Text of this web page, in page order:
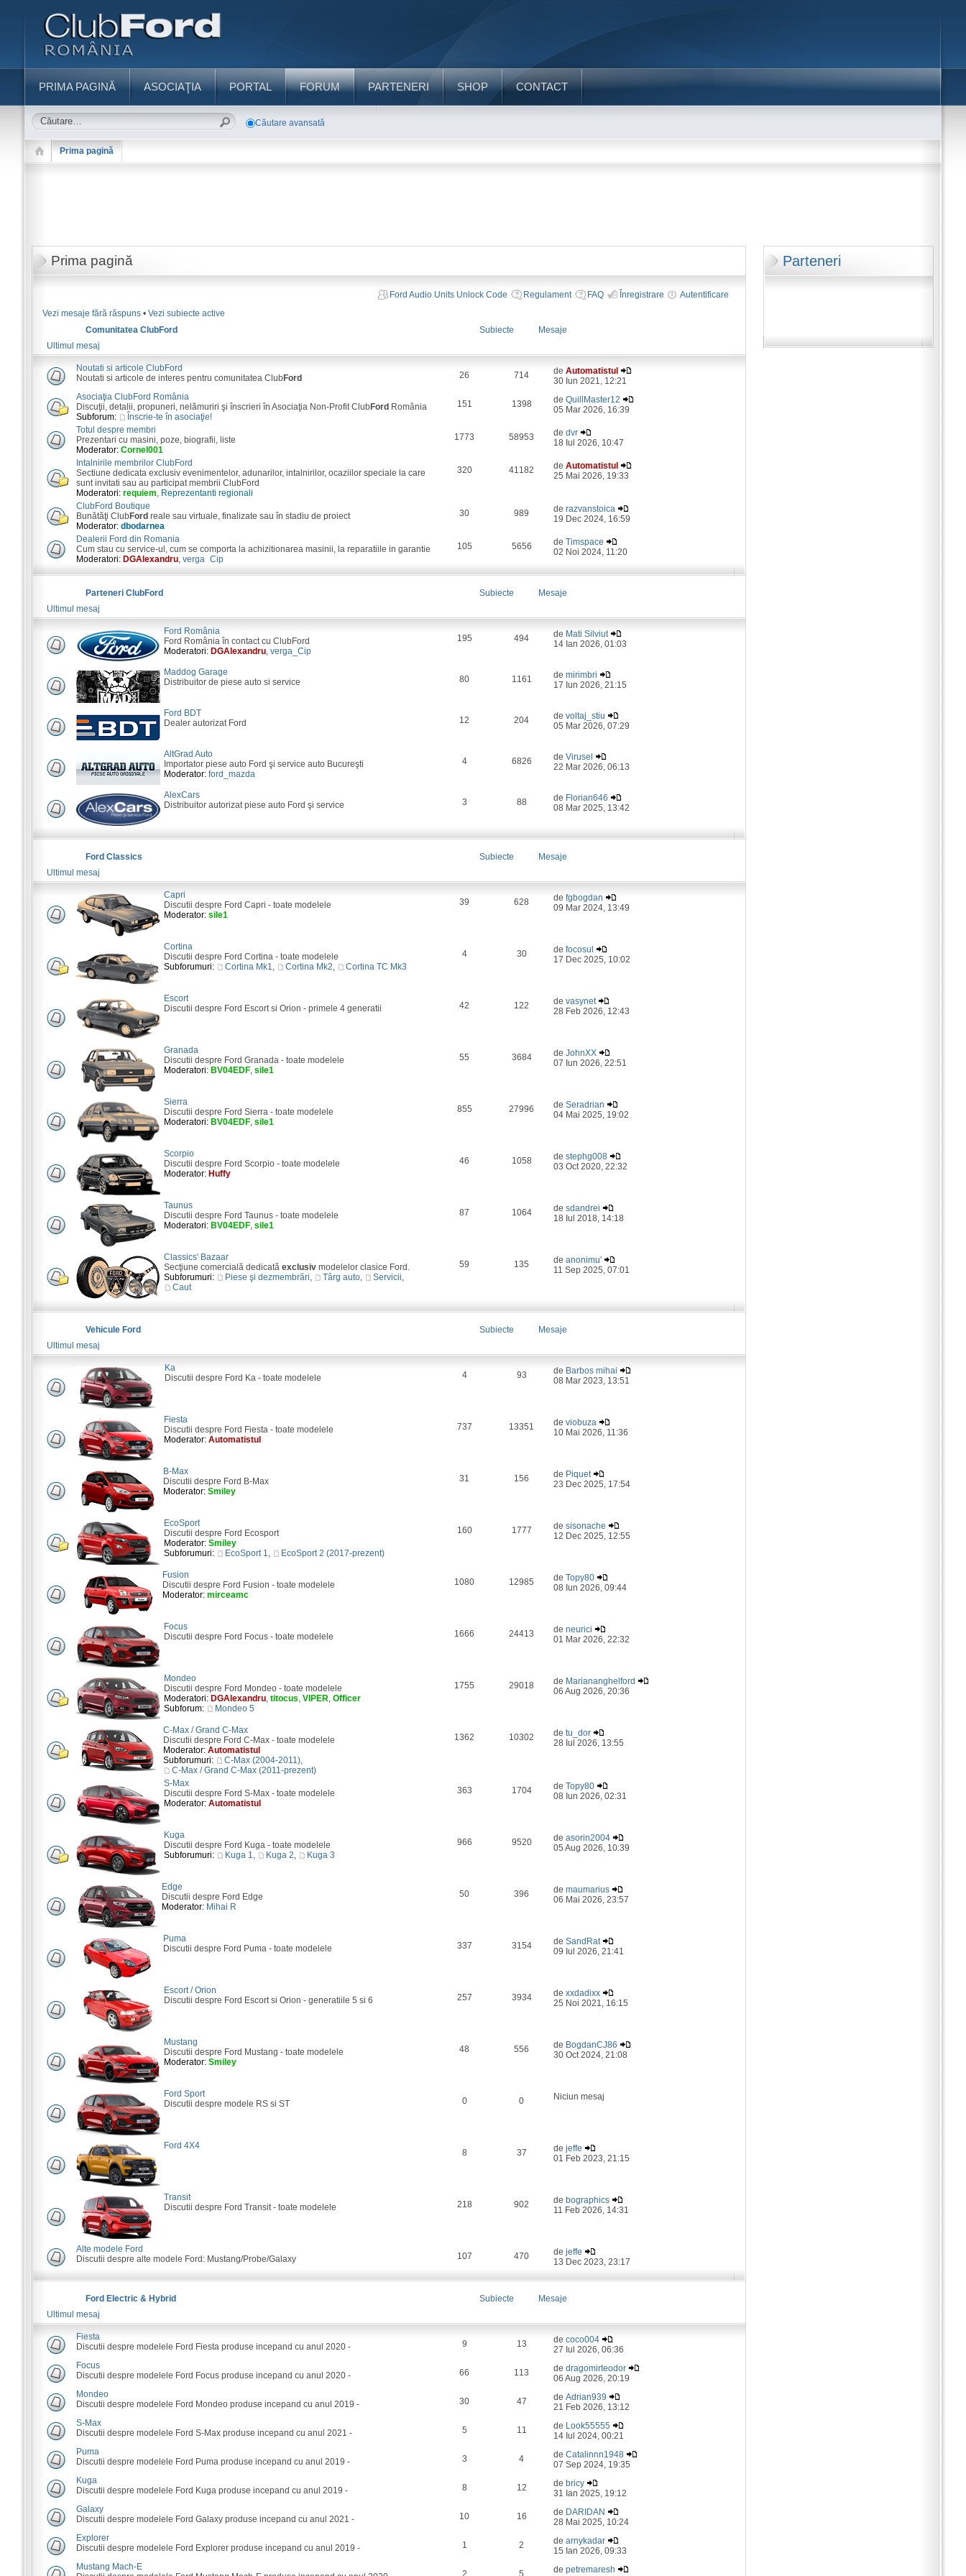
PRIMA PAGINĂ ASOCIAŢIA PORTAL FORUM PARTENERI SHOP CONTACT
Căutare avansată
Prima pagină
Parteneri
Prima pagină
Ford Audio Units Unlock Code Regulament FAQ Înregistrare
Autentificare
Vezi mesaje fără răspuns• Vezi subiecte active
Comunitatea ClubFord
Subiecte
Mesaje
Ultimul mesaj
Noutati si articole ClubFord
Noutati si articole de interes pentru comunitatea ClubFord 26 714 deAutomatistul
30 Iun 2021, 12:21
Asociaţia ClubFord România
Discuţii, detalii, propuneri, nelămuriri şi înscrieri în Asociaţia Non-Profit ClubFord România
Subforum:
Înscrie-te în asociaţie!
151 1398 deQuillMaster12
05 Mar 2026, 16:39
Totul despre membri
Prezentari cu masini, poze, biografii, liste
Moderator: Cornel001
1773 58953 dedvr
18 Iul 2026, 10:47
Intalnirile membrilor ClubFord
Sectiune dedicata exclusiv evenimentelor, adunarilor, intalnirilor, ocaziilor speciale la care
sunt invitati sau au participat membrii ClubFord
Moderatori: requiem, Reprezentanti regionali
320 41182 deAutomatistul
25 Mai 2026, 19:33
ClubFord Boutique
Bunătăţi ClubFord reale sau virtuale, finalizate sau în stadiu de proiect
Moderator: dbodarnea
30 989 derazvanstoica
19 Dec 2024, 16:59
Dealerii Ford din Romania
Cum stau cu service-ul, cum se comporta la achizitionarea masinii, la reparatiile in garantie
Moderatori: DGAlexandru, verga_Cip
105 5656 deTimspace
02 Noi 2024, 11:20
Parteneri ClubFord Subiecte
Mesaje
Ultimul mesaj
Ford România
Ford România în contact cu ClubFord
Moderatori: DGAlexandru, verga_Cip
195 494 de Mati Silviut
14 Ian 2026, 01:03
Maddog Garage
Distribuitor de piese auto si service
80 1161 demirimbri
17 Iun 2026, 21:15
Ford BDT
Dealer autorizat Ford
12 204 devoltaj_stiu
05 Mar 2026, 07:29
AltGrad Auto
Importator piese auto Ford şi service auto Bucureşti
Moderator: ford_mazda
4 6826 deVirusel
22 Mar 2026, 06:13
AlexCars
Distribuitor autorizat piese auto Ford şi service
3 88 de Florian646
08 Mar 2025, 13:42
Ford Classics Subiecte
Mesaje
Ultimul mesaj
Capri
Discutii despre Ford Capri - toate modelele
Moderator: sile1
39 628 defgbogdan
09 Mar 2024, 13:49
Cortina
Discutii despre Ford Cortina - toate modelele
Subforumuri:
Cortina Mk1, Cortina Mk2, Cortina TC Mk3
4 30 defocosul
17 Dec 2025, 10:02
Escort
Discutii despre Ford Escort si Orion - primele 4 generatii
42 122 devasynet
28 Feb 2026, 12:43
Granada
Discutii despre Ford Granada - toate modelele
Moderatori: BV04EDF, sile1
55 3684 deJohnXX
07 Iun 2026, 22:51
Sierra
Discutii despre Ford Sierra - toate modelele
Moderatori: BV04EDF, sile1
855 27996 deSeradrian
04 Mai 2025, 19:02
Scorpio
Discutii despre Ford Scorpio - toate modelele
Moderator: Huffy
46 1058 destephg008
03 Oct 2020, 22:32
Taunus
Discutii despre Ford Taunus - toate modelele
Moderatori: BV04EDF, sile1
87 1064 desdandrei
18 Iul 2018, 14:18
Classics' Bazaar
Secţiune comercială dedicată exclusivmodelelor clasice Ford.
Subforumuri:
Piese şi dezmembrări, Târg auto, Servicii,
Caut
59 135 deanonimu'
11 Sep 2025, 07:01
Vehicule Ford Subiecte
Mesaje
Ultimul mesaj
Ka
Discutii despre Ford Ka - toate modelele
4 93 de Barbos mihai
08 Mar 2023, 13:51
Fiesta
Discutii despre Ford Fiesta - toate modelele
Moderator: Automatistul
737 13351 deviobuza
10 Mai 2026, 11:36
B-Max
Discutii despre Ford B-Max
Moderator: Smiley
31 156 de Piquet
23 Dec 2025, 17:54
EcoSport
Discutii despre Ford Ecosport
Moderator: Smiley
Subforumuri:
EcoSport 1, EcoSport 2 (2017-prezent)
160 1777 desisonache
12 Dec 2025, 12:55
Fusion
Discutii despre Ford Fusion - toate modelele
Moderator: mirceamc
1080 12985 deTopy80
08 Iun 2026, 09:44
Focus
Discutii despre Ford Focus - toate modelele
1666 24413 deneurici
01 Mar 2026, 22:32
Mondeo
Discutii despre Ford Mondeo - toate modelele
Moderatori: DGAlexandru, titocus, VIPER, Officer
Subforum:
Mondeo 5
1755 29018 de Mariananghelford
06 Aug 2026, 20:36
C-Max / Grand C-Max
Discutii despre Ford C-Max - toate modelele
Moderator: Automatistul
Subforumuri:
C-Max (2004-2011),
C-Max / Grand C-Max (2011-prezent)
1362 10302 detu_dor
28 Iul 2026, 13:55
S-Max
Discutii despre Ford S-Max - toate modelele
Moderator: Automatistul
363 1704 deTopy80
08 Iun 2026, 02:31
Kuga
Discutii despre Ford Kuga - toate modelele
Subforumuri:
Kuga 1, Kuga 2, Kuga 3
966 9520 deasorin2004
05 Aug 2026, 10:39
Edge
Discutii despre Ford Edge
Moderator: Mihai R
50 396 demaumarius
06 Mai 2026, 23:57
Puma
Discutii despre Ford Puma - toate modelele
337 3154 deSandRat
09 Iul 2026, 21:41
Escort / Orion
Discutii despre Ford Escort si Orion - generatiile 5 si 6
257 3934 dexxdadixx
25 Noi 2021, 16:15
Mustang
Discutii despre Ford Mustang - toate modelele
Moderator: Smiley
48 556 de BogdanCJ86
30 Oct 2024, 21:08
Ford Sport
Discutii despre modele RS si ST
0 0 Niciun mesaj
Ford 4X4
8 37 dejeffe
01 Feb 2023, 21:15
Transit
Discutii despre Ford Transit - toate modelele
218 902 de bographics
11 Feb 2026, 14:31
Alte modele Ford
Discutii despre alte modele Ford: Mustang/Probe/Galaxy
107 470 dejeffe
13 Dec 2023, 23:17
Ford Electric & Hybrid Subiecte
Mesaje
Ultimul mesaj
Fiesta
Discutii despre modelele Ford Fiesta produse incepand cu anul 2020 -
9 13 decoco004
27 Iul 2026, 06:36
Focus
Discutii despre modelele Ford Focus produse incepand cu anul 2020 -
66 113 dedragomirteodor
06 Aug 2026, 20:19
Mondeo
Discutii despre modelele Ford Mondeo produse incepand cu anul 2019 -
30 47 deAdrian939
21 Feb 2026, 13:12
S-Max
Discutii despre modelele Ford S-Max produse incepand cu anul 2021 -
5 11 de Look55555
14 Iul 2024, 00:21
Puma
Discutii despre modelele Ford Puma produse incepand cu anul 2019 -
3 4 deCatalinnn1948
07 Sep 2024, 19:35
Kuga
Discutii despre modelele Ford Kuga produse incepand cu anul 2019 -
8 12 de bricy
31 Ian 2025, 19:12
Galaxy
Discutii despre modelele Ford Galaxy produse incepand cu anul 2021 -
10 16 de DARIDAN
28 Mai 2025, 10:24
Explorer
Discutii despre modelele Ford Explorer produse incepand cu anul 2019 -
1 2 dearnykadar
15 Ian 2026, 09:33
Mustang Mach-E
2 5 depetremaresh